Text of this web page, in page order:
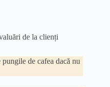
de la clienți
de cafea dacă nu